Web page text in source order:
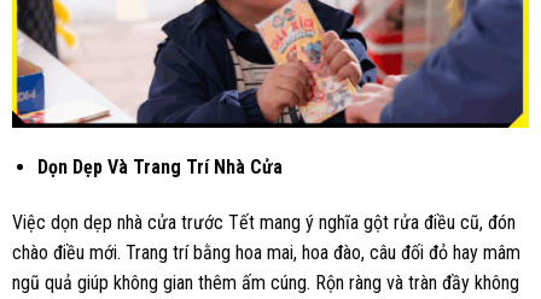
Dọn Dẹp Và Trang Trí Nhà Cửa
Việc dọn dẹp nhà cửa trước Tết mang ý nghĩa gột rửa điều cũ, đón
chào điều mới. Trang trí bằng hoa mai, hoa đào, câu đối đỏ hay mâm
ngũ quả giúp không gian thêm ấm cúng. Rộn ràng và tràn đầy không